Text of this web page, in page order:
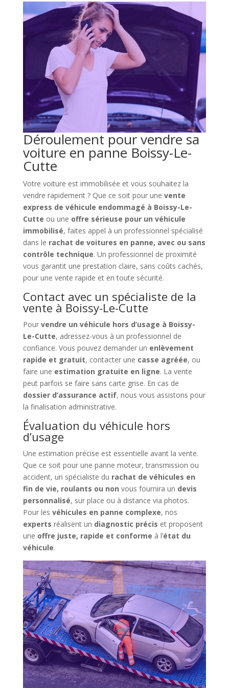
Déroulement pour vendre sa
voiture en panne Boissy-Le-
Cutte
Votre voiture est immobilisée et vous souhaitez la
vendre rapidement ? Que ce soit pour une vente
express de véhicule endommagé à Boissy-Le-
Cutte ou une offre sérieuse pour un véhicule
immobilisé, faites appel à un professionnel spécialisé
dans le rachat de voitures en panne, avec ou sans
contrôle technique. Un professionnel de proximité
vous garantit une prestation claire, sans coûts cachés,
pour une vente rapide et en toute sécurité.
Contact avec un spécialiste de la
vente à Boissy-Le-Cutte
Pour vendre un véhicule hors d’usage à Boissy-
Le-Cutte, adressez-vous à un professionnel de
confiance. Vous pouvez demander un enlèvement
rapide et gratuit, contacter une casse agréée, ou
faire une estimation gratuite en ligne. La vente
peut parfois se faire sans carte grise. En cas de
dossier d’assurance actif, nous vous assistons pour
la finalisation administrative.
Évaluation du véhicule hors
d’usage
Une estimation précise est essentielle avant la vente.
Que ce soit pour une panne moteur, transmission ou
accident, un spécialiste du rachat de véhicules en
fin de vie, roulants ou non vous fournira un devis
personnalisé, sur place ou à distance via photos.
Pour les véhicules en panne complexe, nos
experts réalisent un diagnostic précis et proposent
une offre juste, rapide et conforme à l’état du
véhicule.